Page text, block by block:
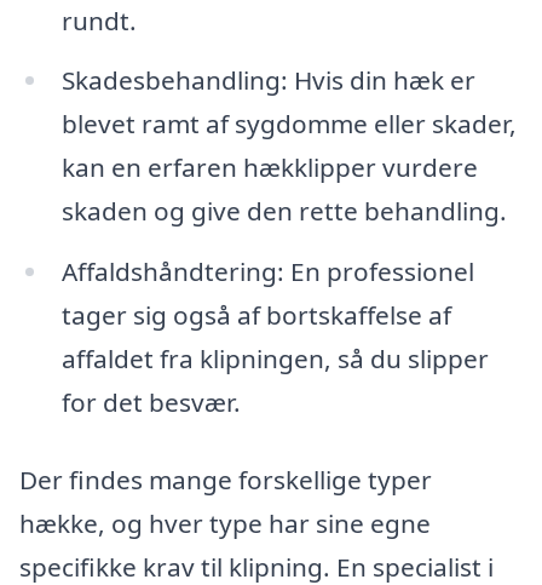
rundt.
Skadesbehandling: Hvis din hæk er
blevet ramt af sygdomme eller skader,
kan en erfaren hækklipper vurdere
skaden og give den rette behandling.
Affaldshåndtering: En professionel
tager sig også af bortskaffelse af
affaldet fra klipningen, så du slipper
for det besvær.
Der findes mange forskellige typer
hække, og hver type har sine egne
specifikke krav til klipning. En specialist i